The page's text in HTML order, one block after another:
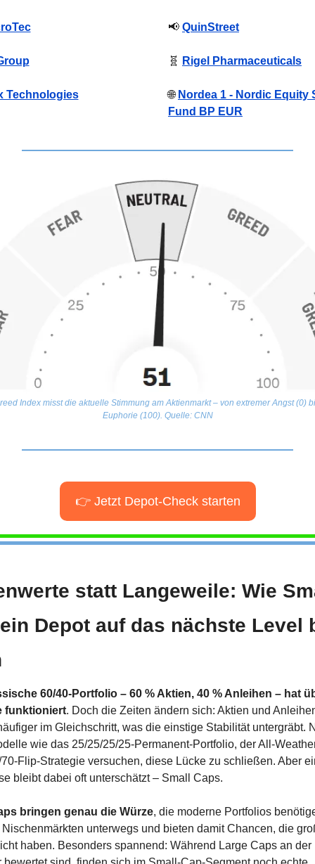
Technologies
📢 QuinStreet
🧬 Rigel Pharmaceuticals
🌐 Nordea 1 - Nordic Equity
Fund BP EUR
Index misst die aktuelle Stimmung am Aktienmarkt – von extremer Angst (0)
Euphorie (100). Quelle: CNN
👉 Jetzt Depot-Check starten
statt Langeweile: Wie
Depot auf das nächste Level
60/40-Portfolio – 60 % Aktien, 40 % Anleihen – hat
funktioniert. Doch die Zeiten ändern sich: Aktien und
im Gleichschritt, was die einstige Stabilität untergräbt.
wie das 25/25/25/25-Permanent-Portfolio, der All-
Flip-Strategie versuchen, diese Lücke zu schließen. Aber
bleibt dabei oft unterschätzt – Small Caps.
bringen genau die Würze, die moderne Portfolios
unterwegs und bieten damit Chancen, die
haben. Besonders spannend: Während Large Caps an der